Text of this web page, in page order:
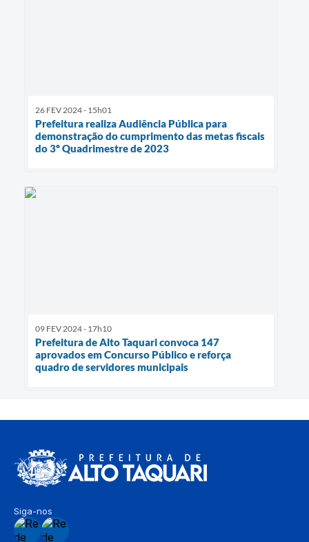
26 FEV 2024 - 15h01
Prefeitura realiza Audiência Pública para
demonstração do cumprimento das metas fiscais
do 3º Quadrimestre de 2023
09 FEV 2024 - 17h10
Prefeitura de Alto Taquari convoca 147
aprovados em Concurso Público e reforça
quadro de servidores municipais
Siga-nos